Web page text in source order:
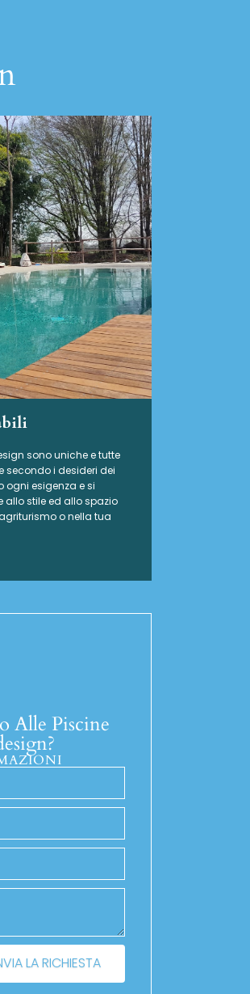
sono uniche e tutte
secondo i desideri dei
ogni esigenza e si
stile ed allo spazio
o nella tua
Alle Piscine
LA RICHIESTA